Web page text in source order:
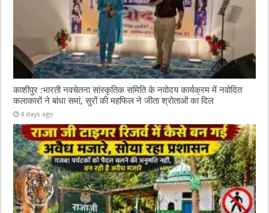
काशीपुर :भारती नवचेतना सांस्कृतिक समिति के नवोदय कार्यक्रम में नवोदित
कलाकारों ने बांधा समां, सुरों की महफिल ने जीता श्रोताओं का दिल
4 days ago